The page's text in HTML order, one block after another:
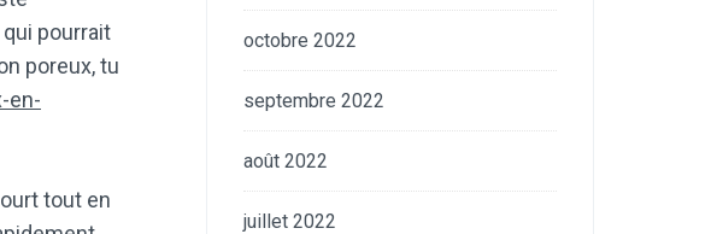
qui pourrait
poreux, tu
en-
tout en
octobre 2022
septembre 2022
août 2022
juillet 2022